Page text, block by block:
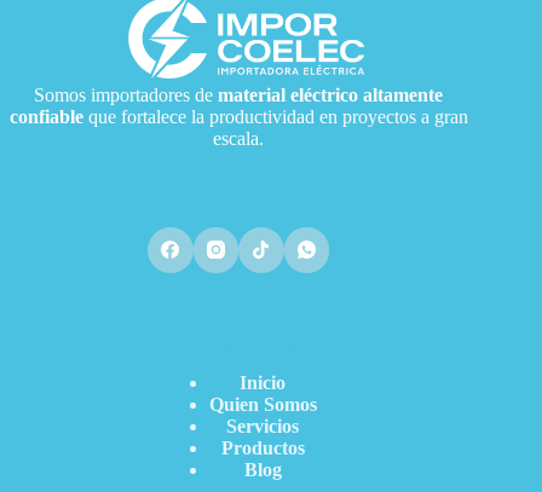
Somos importadores dematerial eléctrico altamente
confiableque fortalece la productividad en proyectos a gran
escala.
Inicio
Quien Somos
Servicios
Productos
Blog